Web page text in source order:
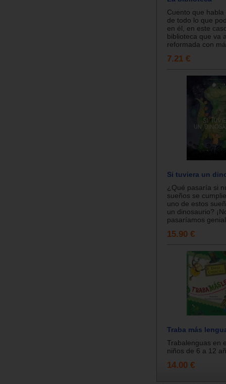
Cuento que
de todo lo que
en él, en este
biblioteca que va
reformada con
7.21 €
Si tuviera un
¿Qué pasaría si
sueños se
uno de estos
un dinosaurio?
pasaríamos
15.90 €
Traba más
Trabalenguas en
niños de 6 a 12
14.00 €